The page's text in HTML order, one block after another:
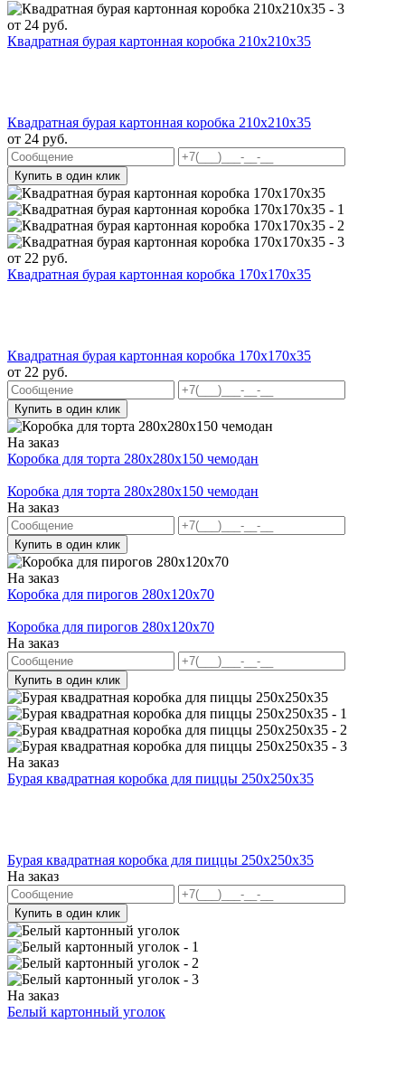
от 24 руб.
Квадратная бурая картонная коробка 210х210х35
Квадратная бурая картонная коробка 210х210х35
от 24 руб.
Купить в один клик
от 22 руб.
Квадратная бурая картонная коробка 170х170х35
Квадратная бурая картонная коробка 170х170х35
от 22 руб.
Купить в один клик
На заказ
Коробка для торта 280x280x150 чемодан
Коробка для торта 280x280x150 чемодан
На заказ
Купить в один клик
На заказ
Коробка для пирогов 280x120x70
Коробка для пирогов 280x120x70
На заказ
Купить в один клик
На заказ
Бурая квадратная коробка для пиццы 250х250х35
Бурая квадратная коробка для пиццы 250х250х35
На заказ
Купить в один клик
На заказ
Белый картонный уголок